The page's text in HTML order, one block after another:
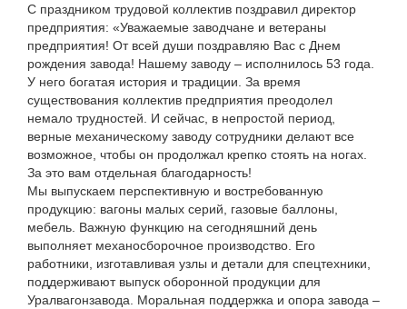
С праздником трудовой коллектив поздравил директор
предприятия: «Уважаемые заводчане и ветераны
предприятия! От всей души поздравляю Вас с Днем
рождения завода! Нашему заводу – исполнилось 53 года.
У него богатая история и традиции. За время
существования коллектив предприятия преодолел
немало трудностей. И сейчас, в непростой период,
верные механическому заводу сотрудники делают все
возможное, чтобы он продолжал крепко стоять на ногах.
За это вам отдельная благодарность!
Мы выпускаем перспективную и востребованную
продукцию: вагоны малых серий, газовые баллоны,
мебель. Важную функцию на сегодняшний день
выполняет механосборочное производство. Его
работники, изготавливая узлы и детали для спецтехники,
поддерживают выпуск оборонной продукции для
Уралвагонзавода. Моральная поддержка и опора завода –